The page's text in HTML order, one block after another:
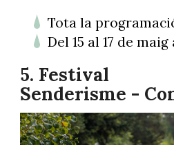
Tota la
Del 15 al 17 de
5. Festival
Senderisme -